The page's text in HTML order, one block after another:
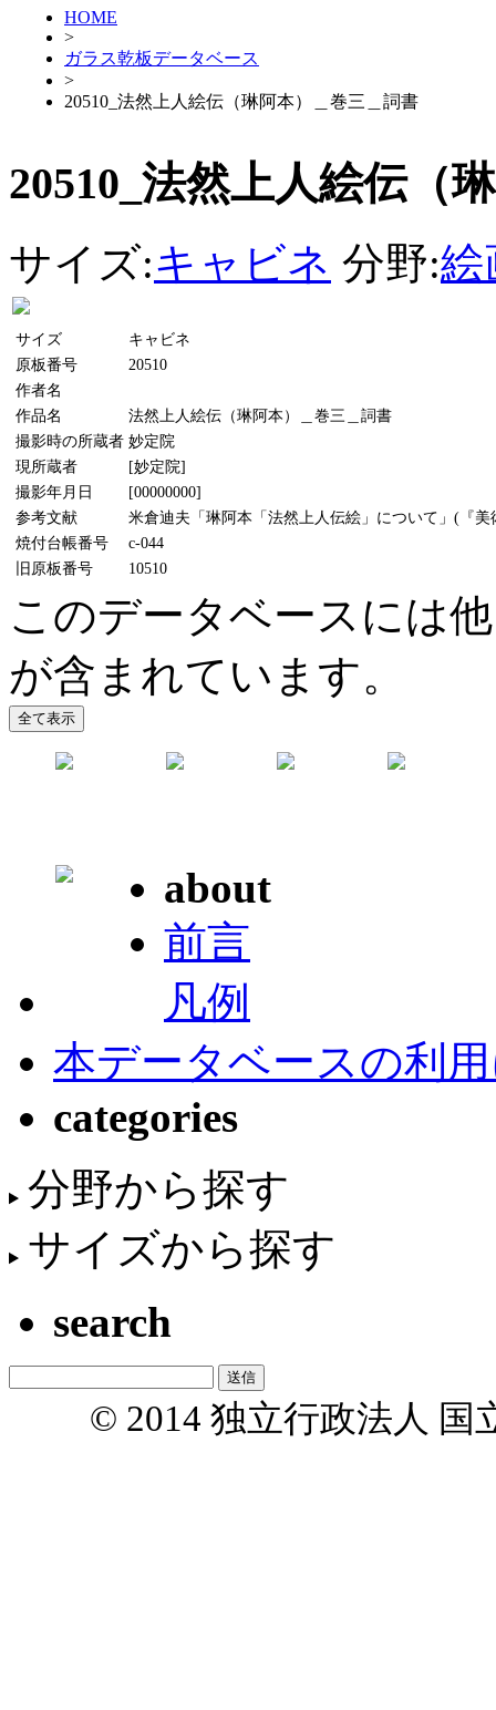
HOME
>
ガラス乾板データベース
>
20510_法然上人絵伝（琳阿本）＿巻三＿詞書
20510_法然上人絵伝（
サイズ:キャビネ 分野:絵
サイズ
キャビネ
原板番号
20510
作者名
作品名
法然上人絵伝（琳阿本）＿巻三＿詞書
撮影時の所蔵者 妙定院
現所蔵者
[妙定院]
撮影年月日
[00000000]
参考文献
米倉迪夫「琳阿本「法然上人伝絵」について」(『美
焼付台帳番号
c-044
旧原板番号
10510
このデータベースには
が含まれています。
about
前言
凡例
本データベースの利
categories
分野から探す
サイズから探す
search
© 2014 独立行政法人 国